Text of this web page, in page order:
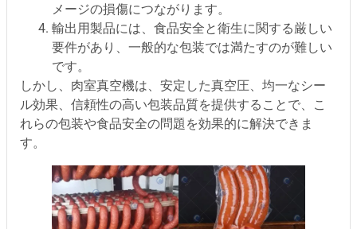
メージの損傷につながります。
輸出用製品には、食品安全と衛生に関する厳しい
要件があり、一般的な包装では満たすのが難しい
です。
しかし、肉室真空機は、安定した真空圧、均一なシー
ル効果、信頼性の高い包装品質を提供することで、こ
れらの包装や食品安全の問題を効果的に解決できま
す。